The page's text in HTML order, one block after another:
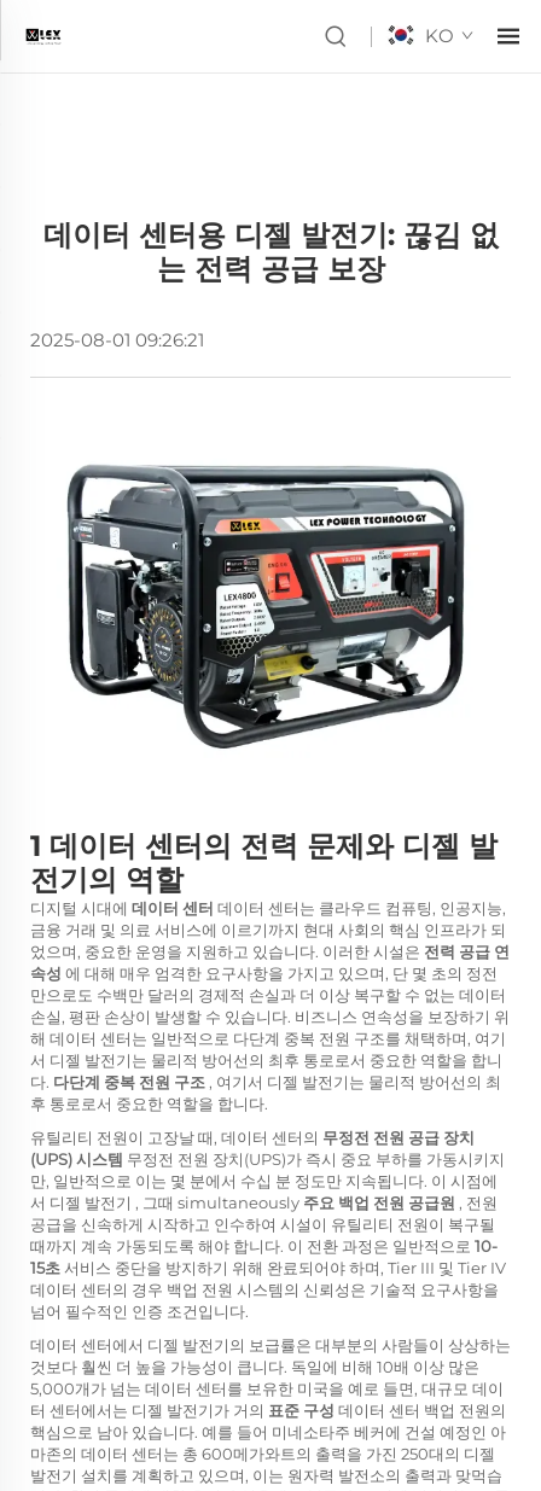
KO
데이터 센터용 디젤 발전기: 끊김 없
는 전력 공급 보장
2025-08-01 09:26:21
1 데이터 센터의 전력 문제와 디젤 발
전기의 역할
디지털 시대에 데이터 센터 데이터 센터는 클라우드 컴퓨팅, 인공지능,
금융 거래 및 의료 서비스에 이르기까지 현대 사회의 핵심 인프라가 되
었으며, 중요한 운영을 지원하고 있습니다. 이러한 시설은 전력 공급 연
속성 에 대해 매우 엄격한 요구사항을 가지고 있으며, 단 몇 초의 정전
만으로도 수백만 달러의 경제적 손실과 더 이상 복구할 수 없는 데이터
손실, 평판 손상이 발생할 수 있습니다. 비즈니스 연속성을 보장하기 위
해 데이터 센터는 일반적으로 다단계 중복 전원 구조를 채택하며, 여기
서 디젤 발전기는 물리적 방어선의 최후 통로로서 중요한 역할을 합니
다. 다단계 중복 전원 구조, 여기서 디젤 발전기는 물리적 방어선의 최
후 통로로서 중요한 역할을 합니다.
유틸리티 전원이 고장날 때, 데이터 센터의 무정전 전원 공급 장치
(UPS) 시스템 무정전 전원 장치(UPS)가 즉시 중요 부하를 가동시키지
만, 일반적으로 이는 몇 분에서 수십 분 정도만 지속됩니다. 이 시점에
서 디젤 발전기 , 그때 simultaneously 주요 백업 전원 공급원 , 전원
공급을 신속하게 시작하고 인수하여 시설이 유틸리티 전원이 복구될
때까지 계속 가동되도록 해야 합니다. 이 전환 과정은 일반적으로 10-
15초 서비스 중단을 방지하기 위해 완료되어야 하며, Tier III 및 Tier IV
데이터 센터의 경우 백업 전원 시스템의 신뢰성은 기술적 요구사항을
넘어 필수적인 인증 조건입니다.
데이터 센터에서 디젤 발전기의 보급률은 대부분의 사람들이 상상하는
것보다 훨씬 더 높을 가능성이 큽니다. 독일에 비해 10배 이상 많은
5,000개가 넘는 데이터 센터를 보유한 미국을 예로 들면, 대규모 데이
터 센터에서는 디젤 발전기가 거의 표준 구성 데이터 센터 백업 전원의
핵심으로 남아 있습니다. 예를 들어 미네소타주 베커에 건설 예정인 아
마존의 데이터 센터는 총 600메가와트의 출력을 가진 250대의 디젤
발전기 설치를 계획하고 있으며, 이는 원자력 발전소의 출력과 맞먹습